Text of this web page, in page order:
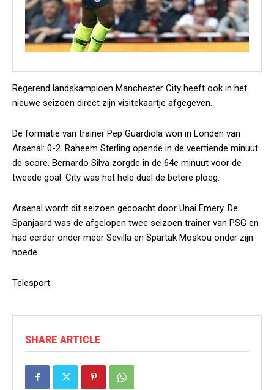
Regerend landskampioen Manchester City heeft ook in het
nieuwe seizoen direct zijn visitekaartje afgegeven.
De formatie van trainer Pep Guardiola won in Londen van
Arsenal: 0-2. Raheem Sterling opende in de veertiende minuut
de score. Bernardo Silva zorgde in de 64e minuut voor de
tweede goal. City was het hele duel de betere ploeg.
Arsenal wordt dit seizoen gecoacht door Unai Emery. De
Spanjaard was de afgelopen twee seizoen trainer van PSG en
had eerder onder meer Sevilla en Spartak Moskou onder zijn
hoede.
Telesport
SHARE ARTICLE